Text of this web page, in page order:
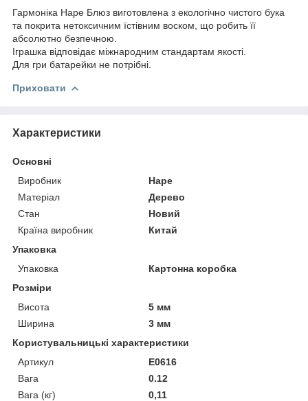
Гармоніка Hape Блюз виготовлена з екологічно чистого бука
та покрита нетоксичним їстівним воском, що робить її
абсолютно безпечною.
Іграшка відповідає міжнародним стандартам якості.
Для гри батарейки не потрібні.
Приховати
Характеристики
Основні
Виробник
Hape
Матеріал
Дерево
Стан
Новий
Країна виробник
Китай
Упаковка
Упаковка
Картонна коробка
Розміри
Висота
5 мм
Ширина
3 мм
Користувальницькі характеристики
Артикул
E0616
Вага
0.12
Вага (кг)
0,11